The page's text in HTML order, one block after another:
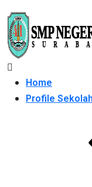
Home
Profile Sekolah